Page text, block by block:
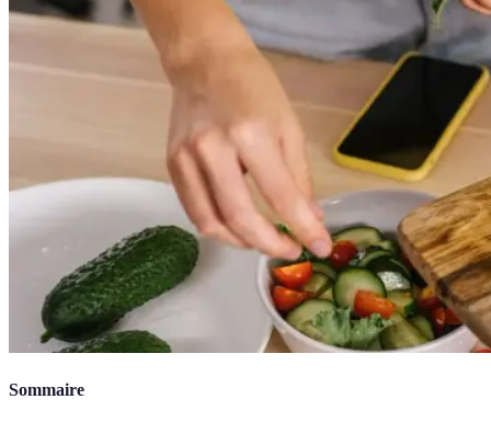
Sommaire